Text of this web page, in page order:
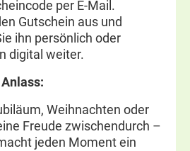
per E-Mail.
Gutschein aus und
ihn persönlich oder
digital weiter.
Weihnachten oder
Freude zwischendurch –
jeden Moment ein